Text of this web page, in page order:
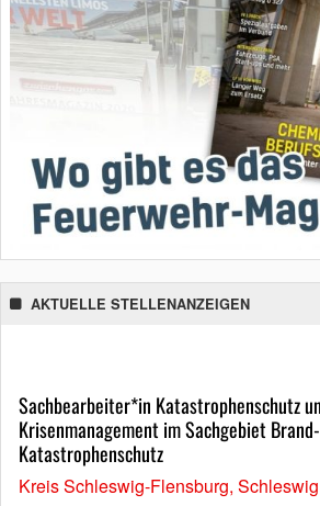
AKTUELLE STELLENANZEIGEN
Sachbearbeiter*in Katastrophenschutz
Krisenmanagement im Sachgebiet
Katastrophenschutz
Kreis Schleswig-Flensburg, Schleswig